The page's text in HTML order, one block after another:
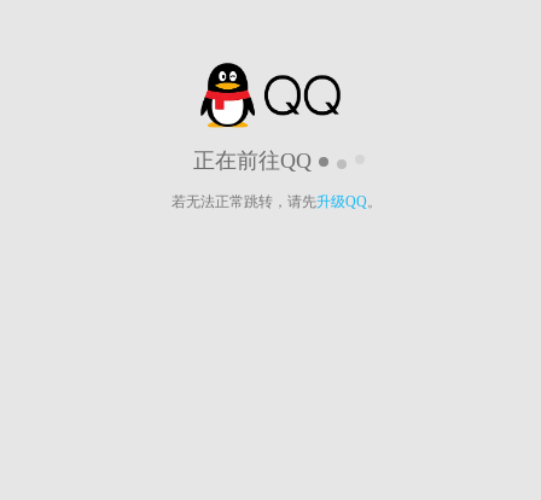
正在前往QQ
若无法正常跳转，请先升级QQ。